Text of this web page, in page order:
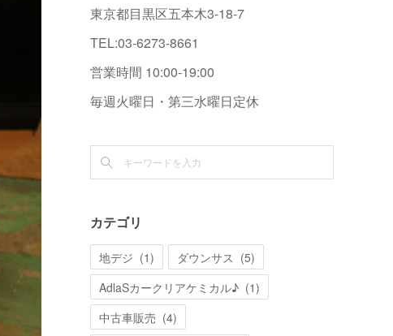
東京都目黒区五本木3-18-7
TEL:03-6273-8661
営業時間 10:00-19:00
毎週火曜日・第三水曜日定休
カテゴリ
地デジ (1) ダウンサス (5)
AdlaSカークリアケミカル♪ (1)
中古車販売 (4)